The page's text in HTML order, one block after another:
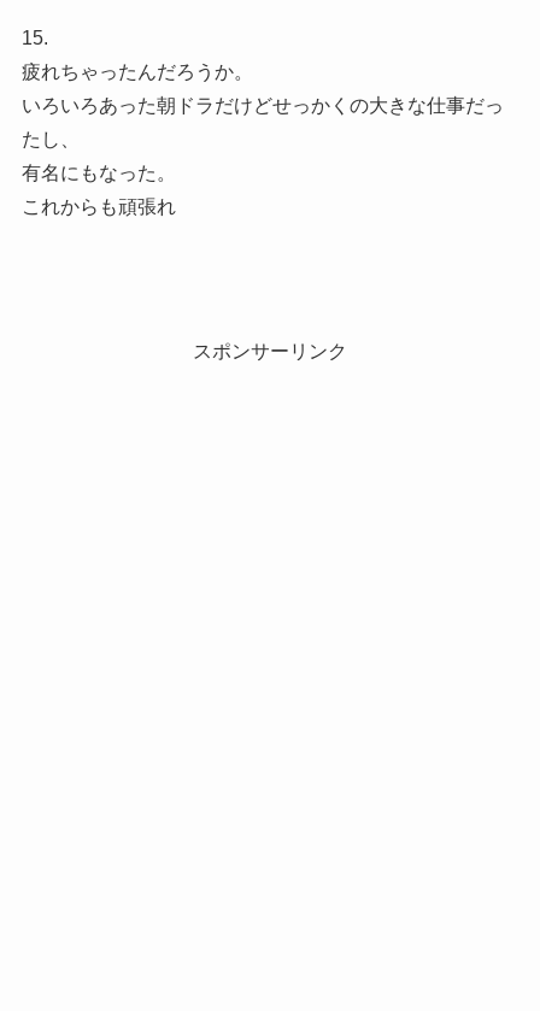
15.
疲れちゃったんだろうか。
いろいろあった朝ドラだけどせっかくの大きな仕事だっ
たし、
有名にもなった。
これからも頑張れ
スポンサーリンク